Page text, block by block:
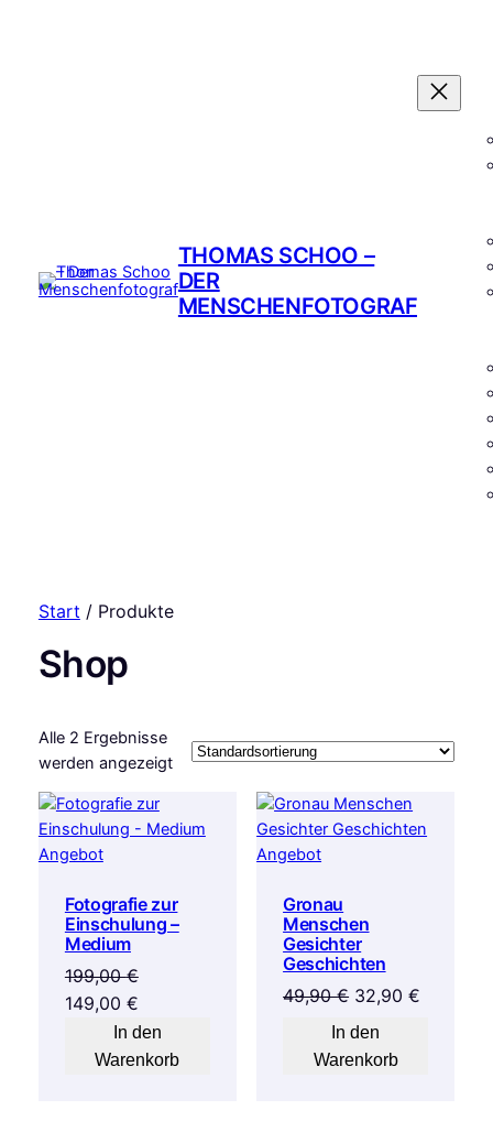
THOMAS SCHOO –
DER
MENSCHENFOTOGRAF
Start / Produkte
Shop
Alle 2 Ergebnisse
werden angezeigt
AngebotProdukt
Angebot
Fotografie zur
Einschulung –
Medium
199,00€
Ursprünglicher
war:
149,00 €Aktueller
Preis
ist:
In den
Warenkorb
AngebotProdukt
Angebot
Gronau
Menschen
Gesichter
Geschichten
49,90€ Ursprünglicher
Preis
war:
32,90€
In den
Warenkorb